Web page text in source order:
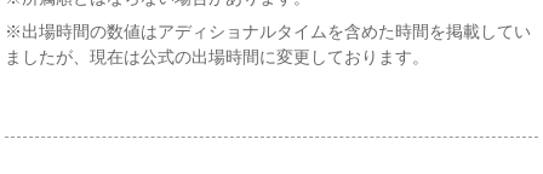
※出場時間の数値はアディショナルタイムを含めた時間を掲載してい
ましたが、現在は公式の出場時間に変更しております。